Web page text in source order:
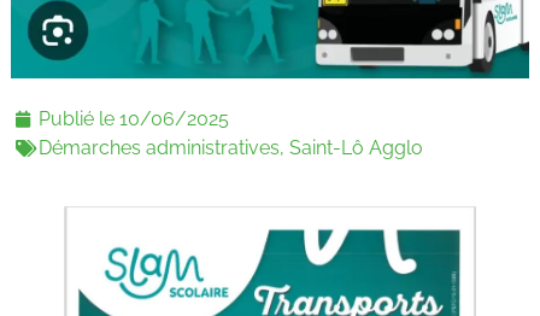
Publié le10/06/2025
Démarches administratives,Saint-Lô Agglo